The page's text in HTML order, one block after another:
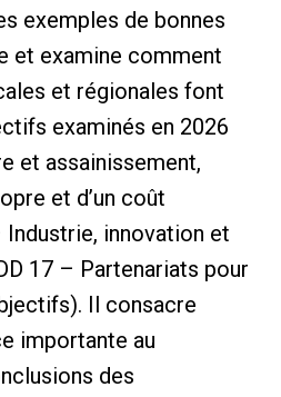
exemples de bonnes
et examine comment
et régionales font
examinés en 2026
et assainissement,
et d’un coût
Industrie, innovation et
17 – Partenariats pour
Il consacre
importante au
des